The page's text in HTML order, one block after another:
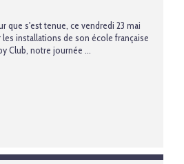
que s'est tenue, ce vendredi 23 mai
installations de son école française
Club, notre journée ...